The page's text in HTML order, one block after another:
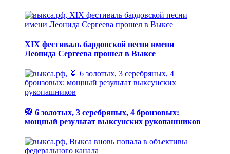
XIX фестиваль бардовской песни имени
Леонида Сергеева прошел в Выксе
🥋 6 золотых, 3 серебряных, 4 бронзовых:
мощный результат выксунских рукопашников